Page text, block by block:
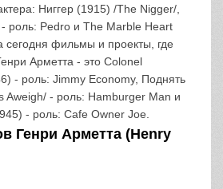
Ниггер (1915) /The Nigger/,
роль: Pedro и The Marble Heart
сегодня фильмы и проекты, где
Арметта - это Colonel
- роль: Jimmy Economy, Поднять
Aweigh/ - роль: Hamburger Man и
- роль: Cafe Owner Joe.
Генри Арметта (Henry